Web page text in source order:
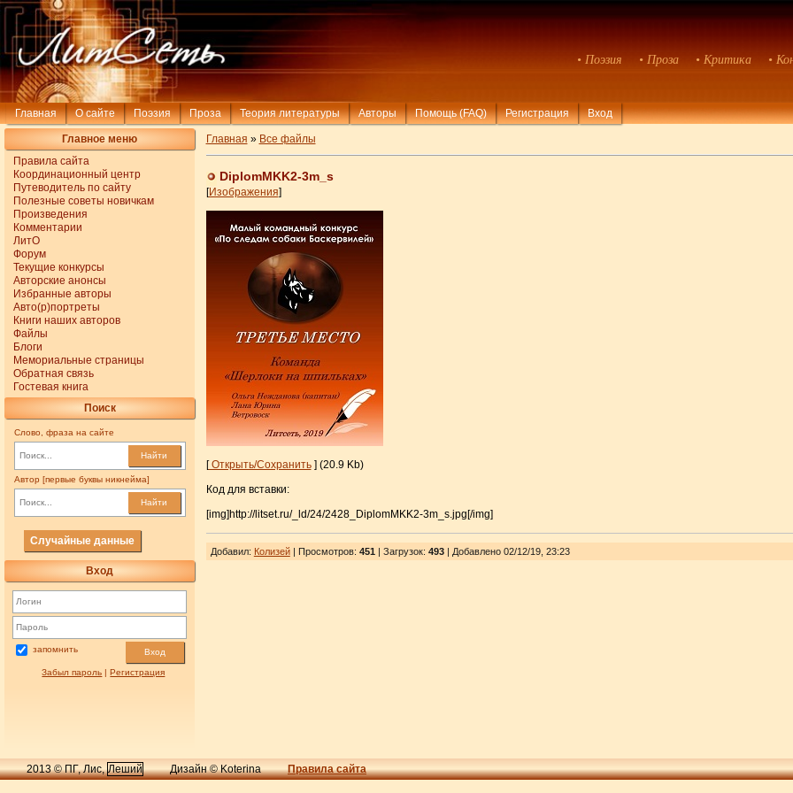
• Поэзия • Проза • Критика •
Главная О сайте Поэзия Проза Теория литературы Авторы Помощь (FAQ) Регистрация Вход
Главное меню
Правила сайта
Координационный центр
Путеводитель по сайту
Полезные советы новичкам
Произведения
Комментарии
ЛитО
Форум
Текущие конкурсы
Авторские анонсы
Избранные авторы
Авто(р)портреты
Книги наших авторов
Файлы
Блоги
Мемориальные страницы
Обратная связь
Гостевая книга
Поиск
Слово, фраза на сайте
Найти
Автор [первые буквы никнейма]
Найти
Случайные данные
Вход
запомнить Вход
Забыл пароль |Регистрация
Главная » Все файлы
DiplomMKK2-3m_s
[Изображения]
[Открыть/Сохранить] (20.9 Kb)
Код для вставки:
[img]http://litset.ru/_ld/24/2428_DiplomMKK2-3m_s.jpg[/img]
Добавил: Колизей| Просмотров: 451| Загрузок: 493| Добавлено 02/12/19, 23:23
2013 © ПГ, Лис,Леший Дизайн © Koterina Правила сайта